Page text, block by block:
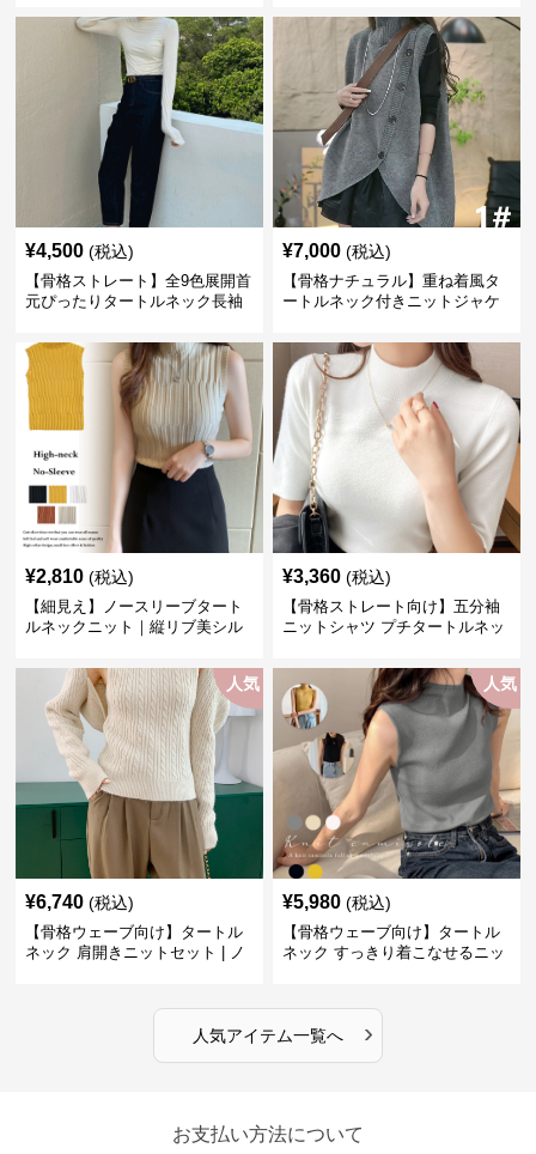
¥4,500 (税込)
【骨格ストレート】全9色展開首
元ぴったりタートルネック長袖
¥7,000 (税込)
【骨格ナチュラル】重ね着風タ
ートルネック付きニットジャケ
¥2,810 (税込)
【細見え】ノースリーブタート
ルネックニット｜縦リブ美シル
¥3,360 (税込)
【骨格ストレート向け】五分袖
ニットシャツ プチタートルネッ
人気
¥6,740 (税込)
【骨格ウェーブ向け】タートル
ネック 肩開きニットセット | ノ
人気
¥5,980 (税込)
【骨格ウェーブ向け】タートル
ネック すっきり着こなせるニッ
人気アイテム一覧へ ›
お支払い方法について